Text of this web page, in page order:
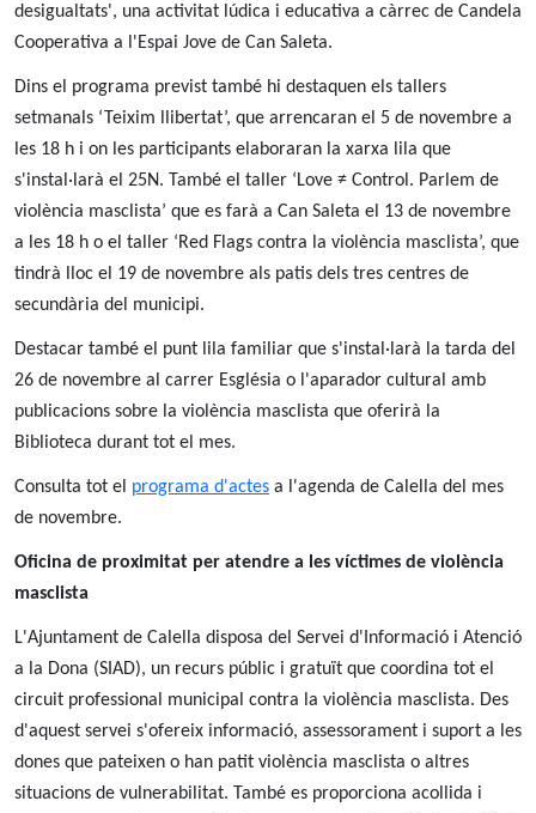
desigualtats', una activitat lúdica i educativa a càrrec de Candela
Cooperativa a l'Espai Jove de Can Saleta.
Dins el programa previst també hi destaquen els tallers
setmanals ‘Teixim llibertat’, que arrencaran el 5 de novembre a
les 18 h i on les participants elaboraran la xarxa lila que
s'instal·larà el 25N. També el taller ‘Love ≠ Control. Parlem de
violència masclista’ que es farà a Can Saleta el 13 de novembre
a les 18 h o el taller ‘Red Flags contra la violència masclista’, que
tindrà lloc el 19 de novembre als patis dels tres centres de
secundària del municipi.
Destacar també el punt lila familiar que s'instal·larà la tarda del
26 de novembre al carrer Església o l'aparador cultural amb
publicacions sobre la violència masclista que oferirà la
Biblioteca durant tot el mes.
Consulta tot el programa d'actes a l'agenda de Calella del mes
de novembre.
Oficina de proximitat per atendre a les víctimes de violència
masclista
L'Ajuntament de Calella disposa del Servei d'Informació i Atenció
a la Dona (SIAD), un recurs públic i gratuït que coordina tot el
circuit professional municipal contra la violència masclista. Des
d'aquest servei s'ofereix informació, assessorament i suport a les
dones que pateixen o han patit violència masclista o altres
situacions de vulnerabilitat. També es proporciona acollida i